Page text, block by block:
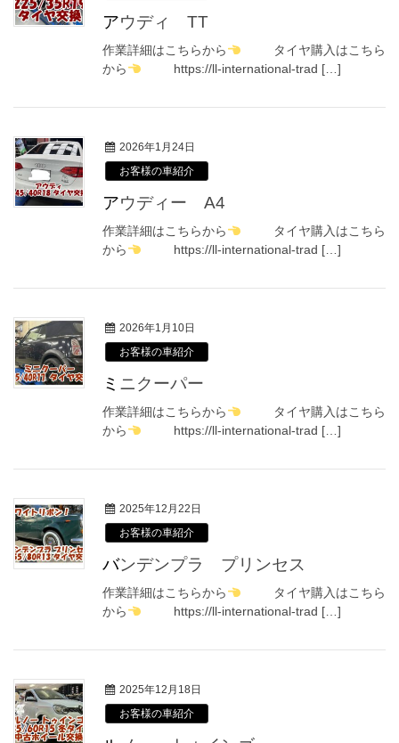
アウディ TT
作業詳細はこちらから
タイヤ購入はこちら
から
https://ll-international-trad […]
2026年1月24日
お客様の車紹介
アウディー A4
作業詳細はこちらから
タイヤ購入はこちら
から
https://ll-international-trad […]
2026年1月10日
お客様の車紹介
ミニクーパー
作業詳細はこちらから
タイヤ購入はこちら
から
https://ll-international-trad […]
2025年12月22日
お客様の車紹介
バンデンプラ プリンセス
作業詳細はこちらから
タイヤ購入はこちら
から
https://ll-international-trad […]
2025年12月18日
お客様の車紹介